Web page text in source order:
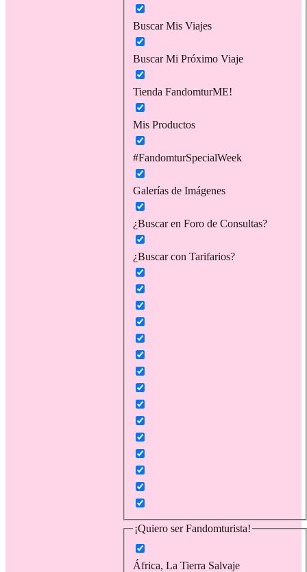
Buscar Mis Viajes
Buscar Mi Próximo Viaje
Tienda FandomturME!
Mis Productos
#FandomturSpecialWeek
Galerías de Imágenes
¿Buscar en Foro de Consultas?
¿Buscar con Tarifarios?
¡Quiero ser Fandomturista!
África, La Tierra Salvaje